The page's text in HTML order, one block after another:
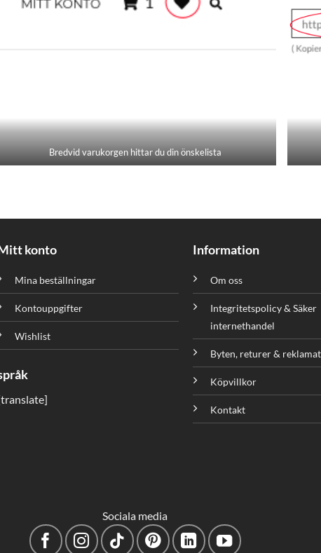
Bredvid varukorgen hittar du din önskelista
konto
Mina beställningar
Kontouppgifter
Wishlist
Information
Om oss
Integritetspolicy & Säker
internethandel
Byten, returer &
Köpvillkor
Kontakt
Sociala media